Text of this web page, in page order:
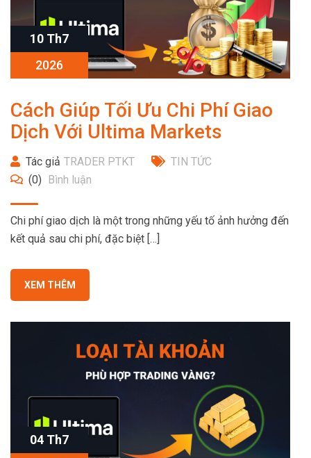
10 Th7
2026
Cách Giúp Tối Ưu Chi Phí Giao
Dịch Với Ultima Markets
Tác giả TRADER PTKT
TIN TỨC
(0) Bình luận
Chi phí giao dịch là một trong những yếu tố ảnh hưởng đến
kết quả sau chi phí, đặc biệt […]
XEM THÊM
04 Th7